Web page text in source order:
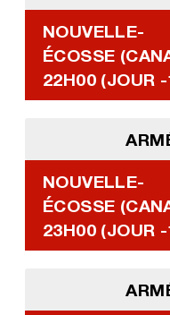
NOUVELLE-
ÉCOSSE
22H00 (JOUR
NOUVELLE-
ÉCOSSE
23H00 (JOUR